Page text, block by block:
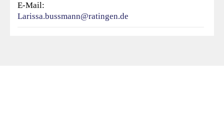
E-Mail:
Larissa.bussmann@ratingen.de